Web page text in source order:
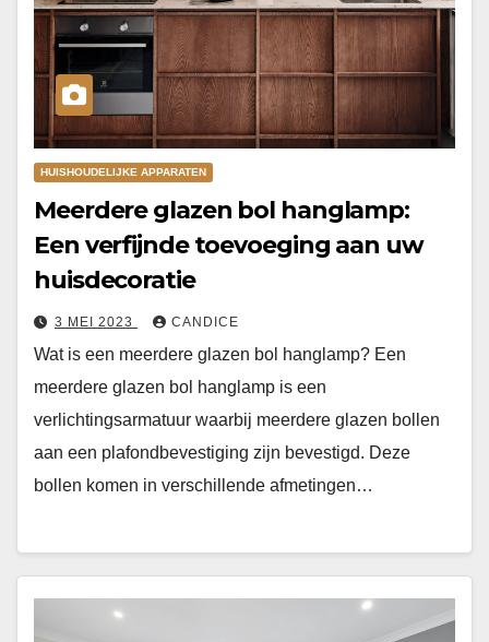
HUISHOUDELIJKE APPARATEN
Meerdere glazen bol hanglamp:
Een verfijnde toevoeging aan uw
huisdecoratie
3 MEI 2023 CANDICE
Wat is een meerdere glazen bol hanglamp? Een
meerdere glazen bol hanglamp is een
verlichtingsarmatuur waarbij meerdere glazen bollen
aan een plafondbevestiging zijn bevestigd. Deze
bollen komen in verschillende afmetingen…